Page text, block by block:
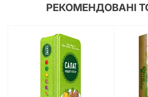
РЕКОМЕНДОВАНІ